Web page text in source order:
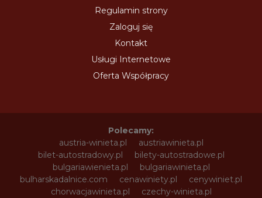
Regulamin strony
Zaloguj się
Kontakt
Usługi Internetowe
Oferta Współpracy
Polecamy:
austria-winieta.pl
austriawinieta.pl
bilet-autostradowy.pl
bilety-autostradowe.pl
bulgariawienieta.pl
bulgariawinieta.pl
bulharskadalnice.com
cenawiniety.pl
cenywiniet.pl
chorwacjawinieta.pl
czechy-winieta.pl